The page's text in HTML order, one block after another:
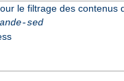
le filtrage des contenus
sed